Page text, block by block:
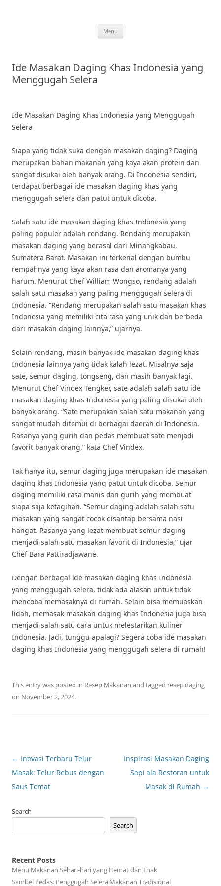
Menu
Ide Masakan Daging Khas Indonesia yang
Menggugah Selera
Ide Masakan Daging Khas Indonesia yang Menggugah
Selera
Siapa yang tidak suka dengan masakan daging? Daging
merupakan bahan makanan yang kaya akan protein dan
sangat disukai oleh banyak orang. Di Indonesia sendiri,
terdapat berbagai ide masakan daging khas yang
menggugah selera dan patut untuk dicoba.
Salah satu ide masakan daging khas Indonesia yang
paling populer adalah rendang. Rendang merupakan
masakan daging yang berasal dari Minangkabau,
Sumatera Barat. Masakan ini terkenal dengan bumbu
rempahnya yang kaya akan rasa dan aromanya yang
harum. Menurut Chef William Wongso, rendang adalah
salah satu masakan yang paling menggugah selera di
Indonesia. “Rendang merupakan salah satu masakan khas
Indonesia yang memiliki cita rasa yang unik dan berbeda
dari masakan daging lainnya,” ujarnya.
Selain rendang, masih banyak ide masakan daging khas
Indonesia lainnya yang tidak kalah lezat. Misalnya saja
sate, semur daging, tongseng, dan masih banyak lagi.
Menurut Chef Vindex Tengker, sate adalah salah satu ide
masakan daging khas Indonesia yang paling disukai oleh
banyak orang. “Sate merupakan salah satu makanan yang
sangat mudah ditemui di berbagai daerah di Indonesia.
Rasanya yang gurih dan pedas membuat sate menjadi
favorit banyak orang,” kata Chef Vindex.
Tak hanya itu, semur daging juga merupakan ide masakan
daging khas Indonesia yang patut untuk dicoba. Semur
daging memiliki rasa manis dan gurih yang membuat
siapa saja ketagihan. “Semur daging adalah salah satu
masakan yang sangat cocok disantap bersama nasi
hangat. Rasanya yang lezat membuat semur daging
menjadi salah satu masakan favorit di Indonesia,” ujar
Chef Bara Pattiradjawane.
Dengan berbagai ide masakan daging khas Indonesia
yang menggugah selera, tidak ada alasan untuk tidak
mencoba memasaknya di rumah. Selain bisa memuaskan
lidah, memasak masakan daging khas Indonesia juga bisa
menjadi salah satu cara untuk melestarikan kuliner
Indonesia. Jadi, tunggu apalagi? Segera coba ide masakan
daging khas Indonesia yang menggugah selera di rumah!
This entry was posted in Resep Makanan and tagged resep daging
on November 2, 2024.
Post
navigation
← Inovasi Terbaru Telur
Masak: Telur Rebus dengan
Saus Tomat
Inspirasi Masakan Daging
Sapi ala Restoran untuk
Masak di Rumah →
Search
Search
Recent Posts
Menu Makanan Sehari-hari yang Hemat dan Enak
Sambel Pedas: Penggugah Selera Makanan Tradisional